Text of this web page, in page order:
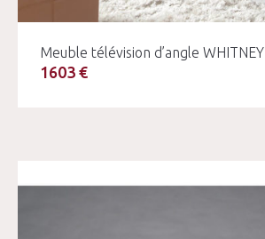
Meuble télévision d’angle WHITNEY
1603 €